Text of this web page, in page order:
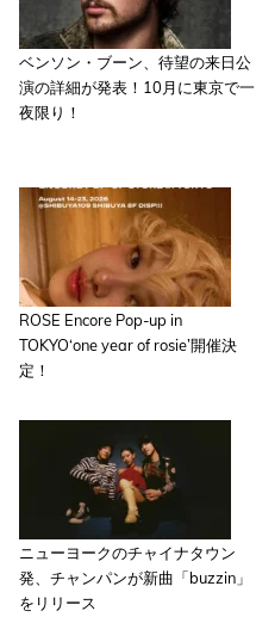
ベンソン・ブーン、待望の来日公
演の詳細が発表！10月に東京で一
夜限り！
ROSE Encore Pop-up in
TOKYO‘one year of rosie’開催決
定！
ニューヨークのチャイナタウン
発、チャンパンが新曲「buzzin」
をリリース